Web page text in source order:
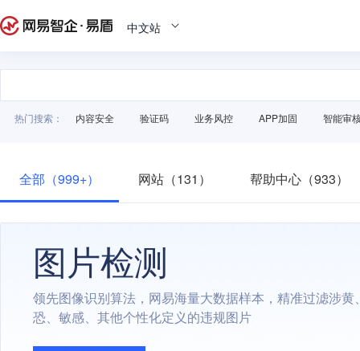
中文站
热门搜索： 内容安全 验证码 业务风控 APP加固 智能审
全部（999+） 网站（131） 帮助中心（933）
图片检测
领先图像识别算法，网易海量大数据样本，精准过滤涉黄
恐、敏感、其他个性化定义的违规图片